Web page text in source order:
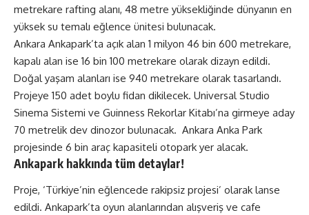
metrekare rafting alanı, 48 metre yüksekliğinde dünyanın en
yüksek su temalı eğlence ünitesi bulunacak.
Ankara Ankapark’ta açık alan 1 milyon 46 bin 600 metrekare,
kapalı alan ise 16 bin 100 metrekare olarak dizayn edildi.
Doğal yaşam alanları ise 940 metrekare olarak tasarlandı.
Projeye 150 adet boylu fidan dikilecek. Universal Studio
Sinema Sistemi ve Guinness Rekorlar Kitabı’na girmeye aday
70 metrelik dev dinozor bulunacak. Ankara Anka Park
projesinde 6 bin araç kapasiteli otopark yer alacak.
Ankapark hakkında tüm detaylar!
Proje, ‘Türkiye’nin eğlencede rakipsiz projesi’ olarak lanse
edildi. Ankapark’ta oyun alanlarından alışveriş ve cafe